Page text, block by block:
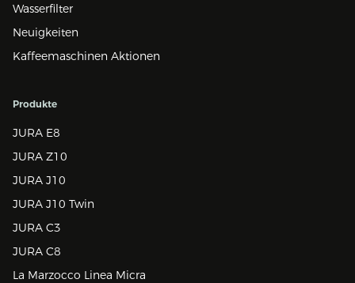
Wasserfilter
Neuigkeiten
Kaffeemaschinen Aktionen
Produkte
JURA E8
JURA Z10
JURA J10
JURA J10 Twin
JURA C3
JURA C8
La Marzocco Linea Micra